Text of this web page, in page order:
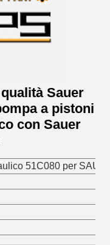
Sauer
a pistoni
con Sauer
51C080 per